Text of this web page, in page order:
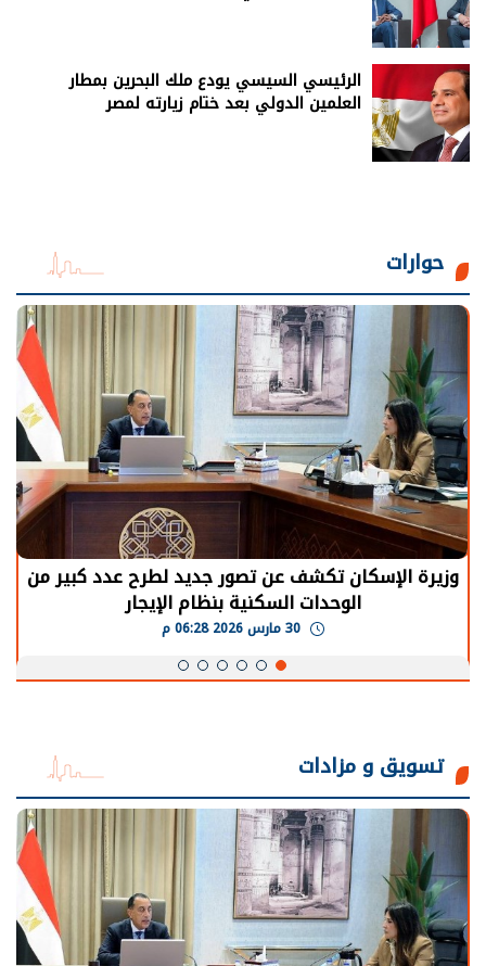
الرئيسي السيسي يودع ملك البحرين بمطار
العلمين الدولي بعد ختام زيارته لمصر
حوارات
وزيرة الإسكان تكشف عن تصور جديد لطرح عدد كبير من
الوحدات السكنية بنظام الإيجار
تسويق و مزادات